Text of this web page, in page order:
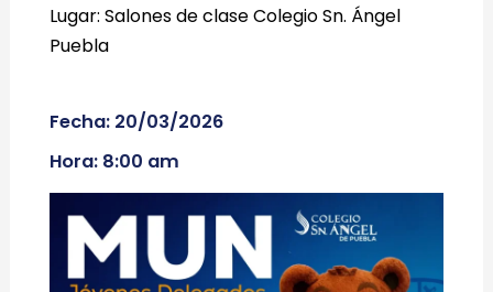
Lugar: Salones de clase Colegio Sn. Ángel
Puebla
Fecha: 20/03/2026
Hora: 8:00 am